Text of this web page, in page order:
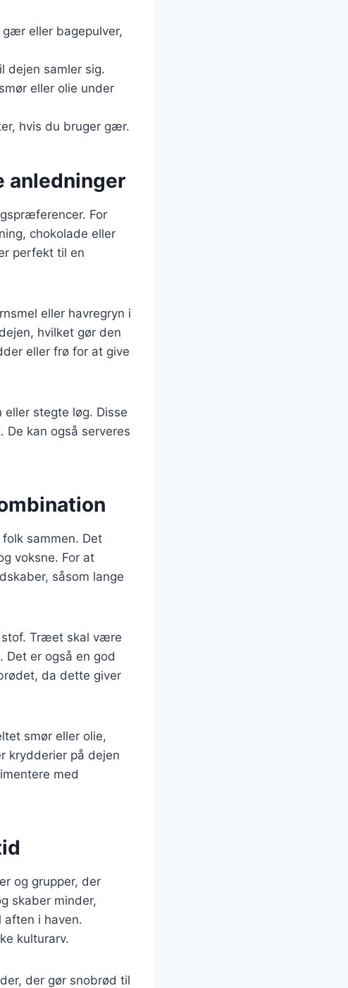
eller bagepulver,
dejen samler sig.
eller olie under
hvis du bruger gær.
anledninger
For
chokolade eller
perfekt til en
eller havregryn i
hvilket gør den
eller frø for at give
stegte løg. Disse
kan også serveres
sammen. Det
voksne. For at
såsom lange
Træet skal være
er også en god
da dette giver
smør eller olie,
krydderier på dejen
med
og grupper, der
skaber minder,
aften i haven.
kulturarv.
der gør snobrød til